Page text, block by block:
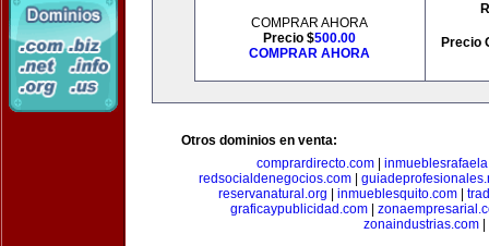
COMPRAR AHORA
Precio $500.00
COMPRAR AHORA
Precio
Otros dominios en venta:
comprardirecto.com
redsocialdenegocios.com|
reservanatural.org
inmueblesquito.com
graficaypublicidad.com
zonaindustrias.com